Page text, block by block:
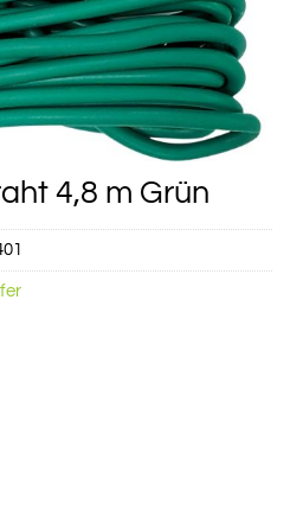
4,8 m Grün